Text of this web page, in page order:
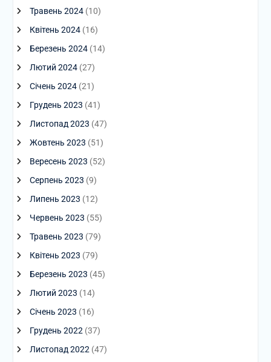
Травень 2024(10)
Квітень 2024(16)
Березень 2024(14)
Лютий 2024(27)
Січень 2024(21)
Грудень 2023 (41)
Листопад 2023 (47)
Жовтень 2023 (51)
Вересень 2023 (52)
Серпень 2023 (9)
Липень 2023 (12)
Червень 2023 (55)
Травень 2023 (79)
Квітень 2023 (79)
Березень 2023 (45)
Лютий 2023 (14)
Січень 2023 (16)
Грудень 2022 (37)
Листопад 2022 (47)